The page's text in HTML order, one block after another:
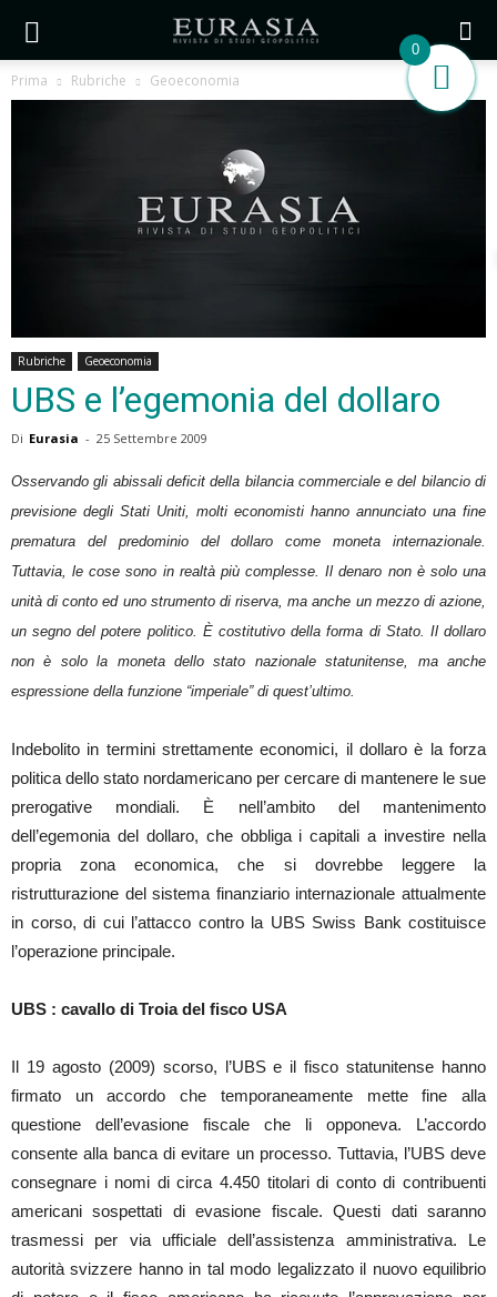
Prima Rubriche Geoeconomia
Rubriche Geoeconomia
UBS e l’egemonia del dollaro
Di Eurasia - 25 Settembre 2009
Osservando gli abissali deficit della bilancia commerciale e del bilancio di
previsione degli Stati Uniti, molti economisti hanno annunciato una fine
prematura del predominio del dollaro come moneta internazionale.
Tuttavia, le cose sono in realtà più complesse. Il denaro non è solo una
unità di conto ed uno strumento di riserva, ma anche un mezzo di azione,
un segno del potere politico. È costitutivo della forma di Stato. Il dollaro
non è solo la moneta dello stato nazionale statunitense, ma anche
espressione della funzione “imperiale” di quest’ultimo.
Indebolito in termini strettamente economici, il dollaro è la forza
politica dello stato nordamericano per cercare di mantenere le sue
prerogative mondiali. È nell’ambito del mantenimento
dell’egemonia del dollaro, che obbliga i capitali a investire nella
propria zona economica, che si dovrebbe leggere la
ristrutturazione del sistema finanziario internazionale attualmente
in corso, di cui l’attacco contro la UBS Swiss Bank costituisce
l’operazione principale.
UBS : cavallo di Troia del fisco USA
Il 19 agosto (2009) scorso, l’UBS e il fisco statunitense hanno
firmato un accordo che temporaneamente mette fine alla
questione dell’evasione fiscale che li opponeva. L’accordo
consente alla banca di evitare un processo. Tuttavia, l’UBS deve
consegnare i nomi di circa 4.450 titolari di conto di contribuenti
americani sospettati di evasione fiscale. Questi dati saranno
trasmessi per via ufficiale dell’assistenza amministrativa. Le
autorità svizzere hanno in tal modo legalizzato il nuovo equilibrio
0